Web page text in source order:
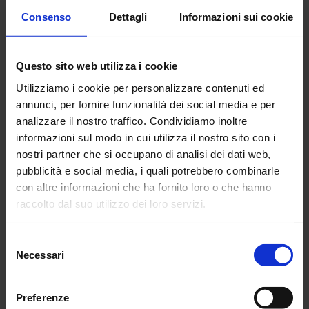
Consenso Dettagli Informazioni sui cookie
Questo sito web utilizza i cookie
Utilizziamo i cookie per personalizzare contenuti ed
annunci, per fornire funzionalità dei social media e per
analizzare il nostro traffico. Condividiamo inoltre
informazioni sul modo in cui utilizza il nostro sito con i
nostri partner che si occupano di analisi dei dati web,
pubblicità e social media, i quali potrebbero combinarle
con altre informazioni che ha fornito loro o che hanno
raccolto dal suo utilizzo dei loro servizi.
delNecessari
Preferenze
SUNIA informa
SUNIA informa
Il Piano Casa del
Governo non
risponde ai bisogni
dei cittadini
26 Maggio 2026